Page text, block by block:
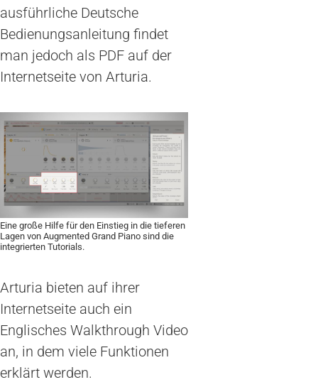
ausführliche Deutsche
Bedienungsanleitung findet
man jedoch als PDF auf der
Internetseite von Arturia.
Eine große Hilfe für den Einstieg in die tieferen
Lagen von Augmented Grand Piano sind die
integrierten Tutorials.
Arturia bieten auf ihrer
Internetseite auch ein
Englisches Walkthrough Video
an, in dem viele Funktionen
erklärt werden.